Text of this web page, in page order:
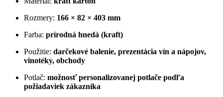
Rozmery: 166 × 82 × 403 mm
Farba: prírodná hnedá (kraft)
Použitie: darčekové balenie, prezentácia vín a nápojov,
vinotéky, obchody
Potlač: možnosť personalizovanej potlače podľa
požiadaviek zákazníka